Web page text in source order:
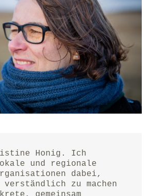
Honig. Ich
und regionale
dabei,
zu machen